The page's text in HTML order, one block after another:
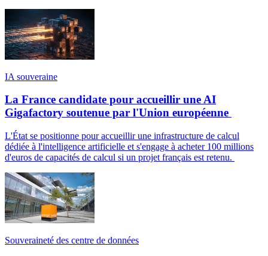
IA souveraine
La France candidate pour accueillir une AI
Gigafactory soutenue par l'Union européenne
L'État se positionne pour accueillir une infrastructure de calcul
dédiée à l'intelligence artificielle et s'engage à acheter 100 millions
d'euros de capacités de calcul si un projet français est retenu.
Souveraineté des centre de données